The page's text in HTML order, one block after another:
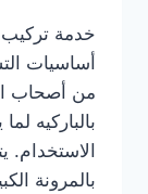
خدمة تركيب
أساسيات
من أصحاب
بالباركيه
الاستخدام.
بالمرونة